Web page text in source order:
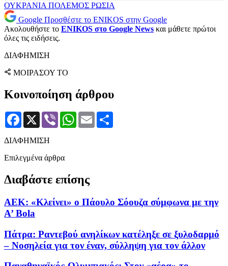
ΟΥΚΡΑΝΙΑ ΠΟΛΕΜΟΣ ΡΩΣΙΑ
Google Προσθέστε το ENIKOS στην Google
Ακολουθήστε το ENIKOS στο Google News και μάθετε πρώτοι
όλες τις ειδήσεις.
ΔΙΑΦΗΜΙΣΗ
ΜΟΙΡΑΣΟΥ ΤΟ
Κοινοποίηση άρθρου
Facebook
X Viber WhatsApp
Email
ΔΙΑΦΗΜΙΣΗ
Επιλεγμένα άρθρα
Διαβάστε επίσης
ΑΕΚ: «Κλείνει» ο Πάουλο Σόουζα σύμφωνα με την
A’ Bola
Πάτρα: Ραντεβού ανηλίκων κατέληξε σε ξυλοδαρμό
– Νοσηλεία για τον έναν, σύλληψη για τον άλλον